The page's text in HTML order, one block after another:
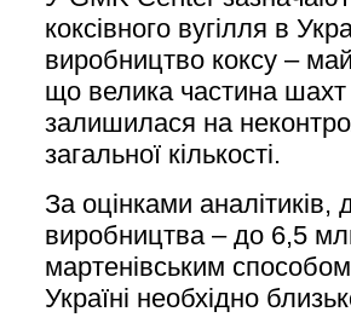
коксівного вугілля в
виробництво коксу –
що велика частина шахт
залишилася на
загальної кількості.
За оцінками аналітиків,
виробництва – до 6,5
мартенівським
Україні необхідно